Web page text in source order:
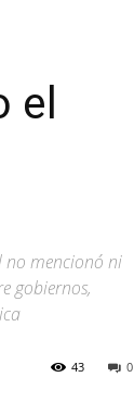
el
no mencionó ni
gobiernos,
0
43